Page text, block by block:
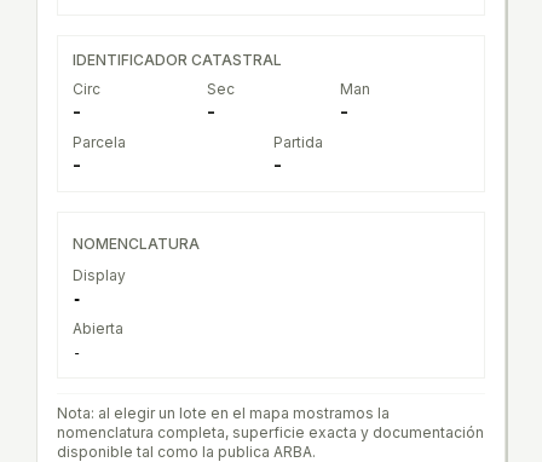
IDENTIFICADOR CATASTRAL
Circ
-
Sec
-
Man
-
Parcela
-
Partida
-
NOMENCLATURA
Display
-
Abierta
-
Nota: al elegir un lote en el mapa mostramos la
nomenclatura completa, superficie exacta y documentación
disponible tal como la publica ARBA.